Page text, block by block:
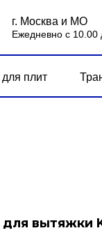
г. Москва и МО
Ежедневно с 10.00
плит
для вытяжки